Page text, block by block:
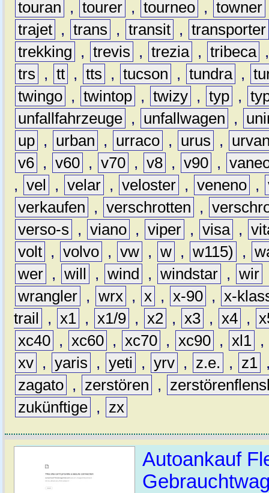
touran , tourer , tourneo , towner
trajet , trans , transit , transporter
trekking
, trevis , trezia , tribeca
trs
, tt , tts , tucson , tundra ,
twingo , twintop , twizy , typ ,
unfallfahrzeuge , unfallwagen ,
up , urban , urraco , urus ,
v6 , v60 , v70 , v8 , v90 ,
, vel , velar , veloster , veneno ,
verkaufen
, verschrotten ,
verso-s
, viano , viper , visa ,
volt , volvo , vw , w , w115) ,
wer , will , wind , windstar , wir
wrangler , wrx , x , x-90 , x-
trail
, x1 , x1/9 , x2 , x3 , x4 ,
xc40 , xc60 , xc70 , xc90 , xl1 ,
xv , yaris , yeti , yrv , z.e. , z1
zagato , zerstören ,
zukünftige , zx
Autoankauf